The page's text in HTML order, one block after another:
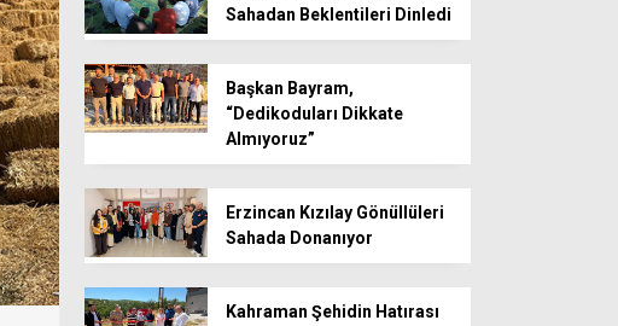
Sahadan Beklentileri Dinledi
Başkan Bayram,
“Dedikoduları Dikkate
Almıyoruz”
Erzincan Kızılay Gönüllüleri
Sahada Donanıyor
Kahraman Şehidin Hatırası